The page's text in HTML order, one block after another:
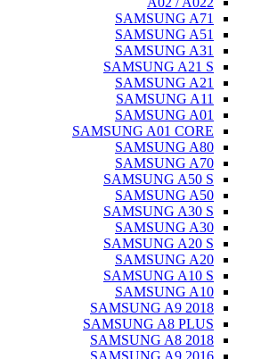
SAMSUNG A71
SAMSUNG A51
SAMSUNG A31
SAMSUNG A21 S
SAMSUNG A21
SAMSUNG A11
SAMSUNG A01
SAMSUNG A01 CORE
SAMSUNG A80
SAMSUNG A70
SAMSUNG A50 S
SAMSUNG A50
SAMSUNG A30 S
SAMSUNG A30
SAMSUNG A20 S
SAMSUNG A20
SAMSUNG A10 S
SAMSUNG A10
SAMSUNG A9 2018
SAMSUNG A8 PLUS
SAMSUNG A8 2018